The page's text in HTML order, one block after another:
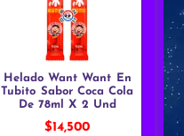
Helado Want Want En
Tubito Sabor Coca Cola
De 78ml X 2 Und
$14,500